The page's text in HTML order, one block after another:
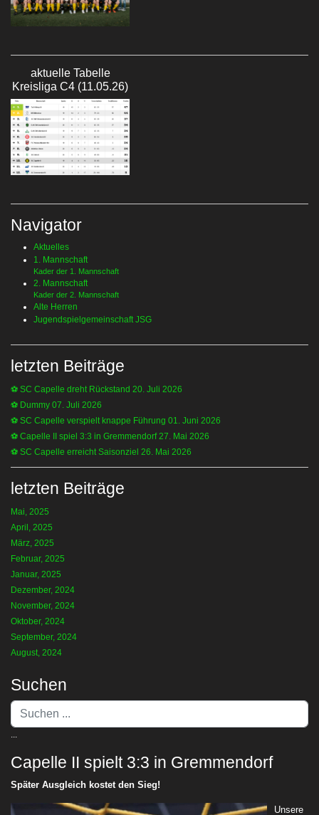
aktuelle Tabelle
Kreisliga C4 (11.05.26)
Navigator
Aktuelles
1. Mannschaft
Kader der 1. Mannschaft
2. Mannschaft
Kader der 2. Mannschaft
Alte Herren
Jugendspielgemeinschaft JSG
letzten Beiträge
⚽️ SC Capelle dreht Rückstand 20. Juli 2026
⚽️ Dummy 07. Juli 2026
⚽️ SC Capelle verspielt knappe Führung 01. Juni 2026
⚽️ Capelle II spiel 3:3 in Gremmendorf27. Mai 2026
⚽️ SC Capelle erreicht Saisonziel 26. Mai 2026
letzten Beiträge
Mai, 2025
April, 2025
März, 2025
Februar, 2025
Januar, 2025
Dezember, 2024
November, 2024
Oktober, 2024
September, 2024
August, 2024
Suchen
Suchen
...
Capelle II spielt 3:3 in Gremmendorf
Später Ausgleich kostet den Sieg!
Unsere